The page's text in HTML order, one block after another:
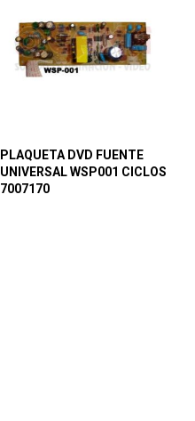
PLAQUETA DVD FUENTE
UNIVERSAL WSP001 CICLOS
7007170